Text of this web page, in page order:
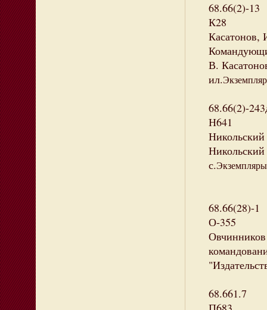
68.66(2)-13
К28
Касатонов,
В.
ил.
68.66(2)-
Н641
Никольский
с.
68.66(28)-1
О-355
68.661.7